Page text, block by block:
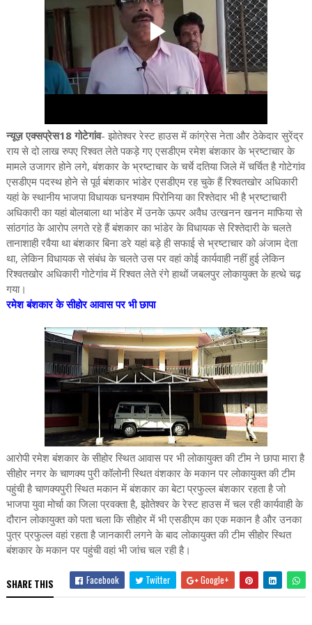
न्यूज़ एक्सप्रेस18 गोटेगांव- झोतेश्वर रेस्ट हाउस में कांग्रेस नेता और ठेकेदार सुरेंद्र
राय से दो लाख रुपए रिश्वत लेते पकड़े गए एसडीएम रमेश बंशकार के भ्रष्टाचार के
मामले उजागर होने लगे, बंशकार के भ्रष्टाचार के चर्चे दतिया जिले में चर्चित है गोटेगांव
एसडीएम पदस्थ होने से पूर्व बंशकार भांडेर एसडीएम रह चुके हैं रिश्वतखोर अधिकारी
यहां के स्थानीय भाजपा विधायक घनश्याम पिरोनिया का रिश्तेदार भी है भ्रष्टाचारी
अधिकारी का यहां बोलबाला था भांडेर में उनके ऊपर अवैध उत्खनन खनन माफिया से
सांठगांठ के आरोप लगते रहे हैं बंशकार का भांडेर के विधायक से रिश्तेदारी के चलते
तानाशाही रवैया था बंशकार बिना डरे यहां बड़े ही सफाई से भ्रष्टाचार को अंजाम देता
था, लेकिन विधायक से संबंध के चलते उस पर वहां कोई कार्यवाही नहीं हुई लेकिन
रिश्वतखोर अधिकारी गोटेगांव में रिश्वत लेते रंगे हाथों जबलपुर लोकायुक्त के हत्थे चढ़
गया।
रमेश बंशकार के सीहोर आवास पर भी छापा
आरोपी रमेश बंशकार के सीहोर स्थित आवास पर भी लोकायुक्त की टीम ने छापा मारा है
सीहोर नगर के चाणक्य पुरी कॉलोनी स्थित वंशकार के मकान पर लोकायुक्त की टीम
पहुंची है चाणक्यपुरी स्थित मकान में बंशकार का बेटा प्रफुल्ल बंशकार रहता है जो
भाजपा युवा मोर्चा का जिला प्रवक्ता है, झोतेश्वर के रेस्ट हाउस में चल रही कार्यवाही के
दौरान लोकायुक्त को पता चला कि सीहोर में भी एसडीएम का एक मकान है और उनका
पुत्र प्रफुल्ल वहां रहता है जानकारी लगने के बाद लोकायुक्त की टीम सीहोर स्थित
बंशकार के मकान पर पहुंची वहां भी जांच चल रही है।
SHARE THIS Facebook Twitter Google+